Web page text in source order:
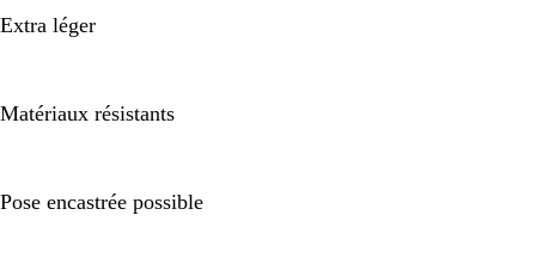
Extra léger
Matériaux résistants
Pose encastrée possible